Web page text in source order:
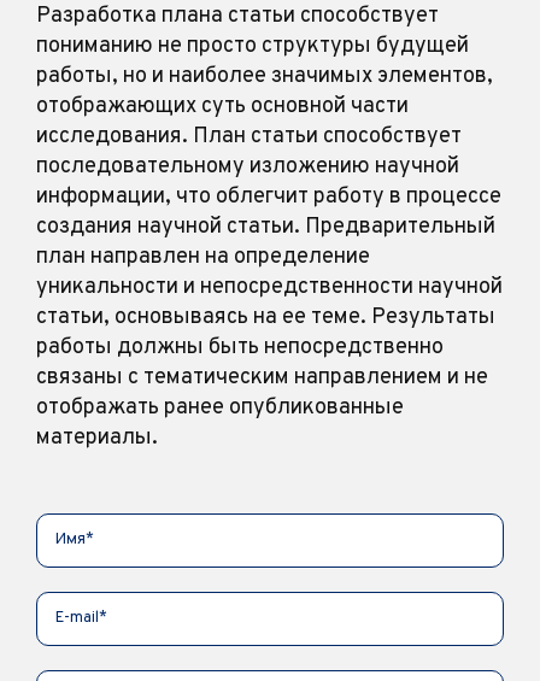
Разработка плана статьи способствует
пониманию не просто структуры будущей
работы, но и наиболее значимых элементов,
отображающих суть основной части
исследования. План статьи способствует
последовательному изложению научной
информации, что облегчит работу в процессе
создания научной статьи. Предварительный
план направлен на определение
уникальности и непосредственности научной
статьи, основываясь на ее теме. Результаты
работы должны быть непосредственно
связаны с тематическим направлением и не
отображать ранее опубликованные
материалы.